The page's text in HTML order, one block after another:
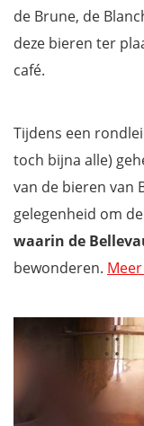
de Brune, de
deze bieren ter
café.
Tijdens een
toch bijna alle)
van de bieren van
gelegenheid om de
waarin de
bewonderen.